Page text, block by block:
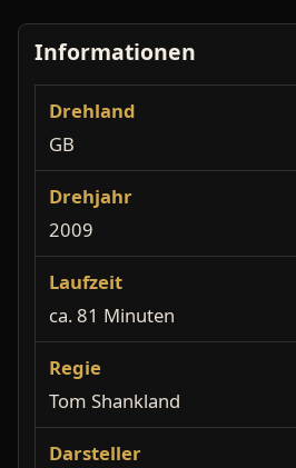
Informationen
Drehland
GB
Drehjahr
2009
Laufzeit
ca. 81 Minuten
Regie
Tom Shankland
Darsteller